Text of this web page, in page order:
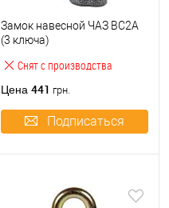
Снят с производства
Замок навесной ЧАЗ ВС2А
(3 ключа)
Цена 441 грн.
Подписаться